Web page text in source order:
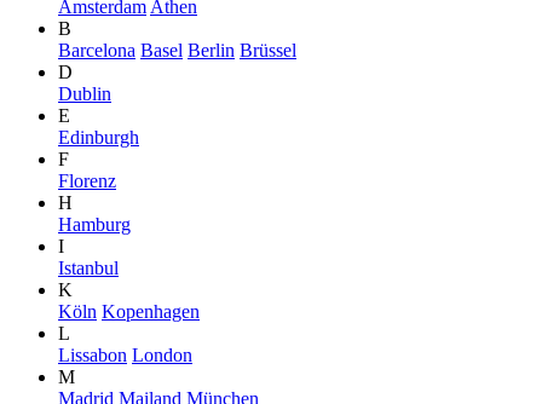
Amsterdam Athen
B
Barcelona Basel Berlin Brüssel
D
Dublin
E
Edinburgh
F
Florenz
H
Hamburg
I
Istanbul
K
Köln Kopenhagen
L
Lissabon London
M
Madrid Mailand München